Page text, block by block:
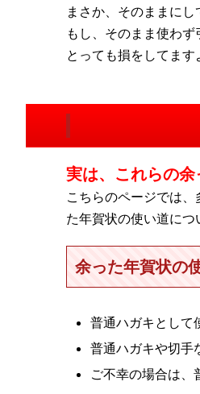
まさか、そのままに
もし、そのまま使わ
とっても損をしてます
実は、これらの
こちらのページでは
た年賀状の使い道に
余った年賀状の
普通ハガキとして
普通ハガキや切手
ご不幸の場合は、